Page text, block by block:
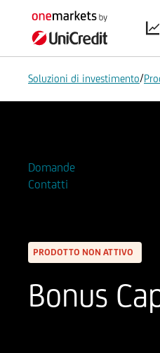
Soluzioni di investimento/
Domande
Contatti
PRODOTTO NON ATTIVO
Bonus